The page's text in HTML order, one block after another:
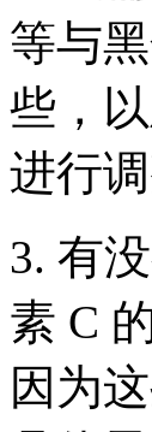
等与
些，
进行调
3. 有
素 C
因为